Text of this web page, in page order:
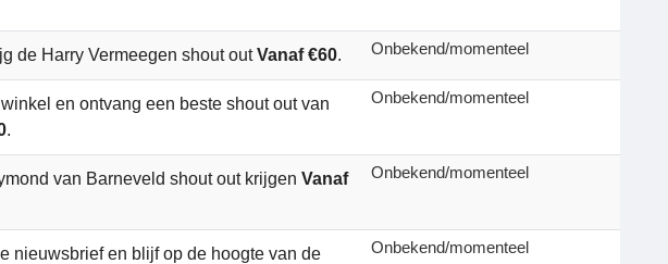
de Harry Vermeegen shout outVanaf €60. Onbekend/momenteel
en ontvang een beste shout out van
.
Onbekend/momenteel
van Barneveld shout out krijgen Vanaf
Onbekend/momenteel
nieuwsbrief en blijf op de hoogte van de
Onbekend/momenteel